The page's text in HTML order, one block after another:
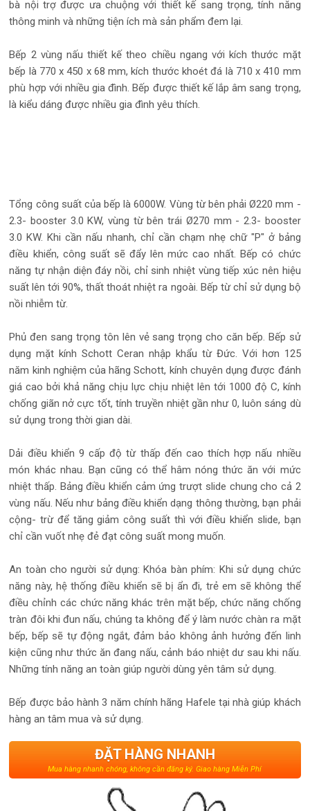
bà nội trợ được ưa chuộng với thiết kế sang trọng, tính năng
thông minh và những tiện ích mà sản phẩm đem lại.
Bếp 2 vùng nấu thiết kế theo chiều ngang với kích thước mặt
bếp là 770 x 450 x 68 mm, kích thước khoét đá là 710 x 410 mm
phù hợp với nhiều gia đình. Bếp được thiết kế lắp âm sang trọng,
là kiểu dáng được nhiều gia đình yêu thích.
Tổng công suất của bếp là 6000W. Vùng từ bên phải Ø220 mm -
2.3- booster 3.0 KW, vùng từ bên trái Ø270 mm - 2.3- booster
3.0 KW. Khi cần nấu nhanh, chỉ cần chạm nhẹ chữ "P" ở bảng
điều khiển, công suất sẽ đẩy lên mức cao nhất. Bếp có chức
năng tự nhận diện đáy nồi, chỉ sinh nhiệt vùng tiếp xúc nên hiệu
suất lên tới 90%, thất thoát nhiệt ra ngoài. Bếp từ chỉ sử dụng bộ
nồi nhiễm từ.
Phủ đen sang trọng tôn lên vẻ sang trọng cho căn bếp. Bếp sử
dụng mặt kính Schott Ceran nhập khẩu từ Đức. Với hơn 125
năm kinh nghiệm của hãng Schott, kính chuyên dụng được đánh
giá cao bởi khả năng chịu lực chịu nhiệt lên tới 1000 độ C, kính
chống giãn nở cực tốt, tính truyền nhiệt gần như 0, luôn sáng dù
sử dụng trong thời gian dài.
Dải điều khiển 9 cấp độ từ thấp đến cao thích hợp nấu nhiều
món khác nhau. Bạn cũng có thể hâm nóng thức ăn với mức
nhiệt thấp. Bảng điều khiển cảm ứng trượt slide chung cho cả 2
vùng nấu. Nếu như bảng điều khiển dạng thông thường, bạn phải
cộng- trừ để tăng giảm công suất thì với điều khiển slide, bạn
chỉ cần vuốt nhẹ đẻ đạt công suất mong muốn.
An toàn cho người sử dụng: Khóa bàn phím: Khi sử dụng chức
năng này, hệ thống điều khiển sẽ bị ẩn đi, trẻ em sẽ không thể
điều chỉnh các chức năng khác trên mặt bếp, chức năng chống
tràn đôi khi đun nấu, chúng ta không để ý làm nước chàn ra mặt
bếp, bếp sẽ tự động ngắt, đảm bảo không ảnh hưởng đến linh
kiện cũng như thức ăn đang nấu, cảnh báo nhiệt dư sau khi nấu.
Những tính năng an toàn giúp người dùng yên tâm sử dụng.
Bếp được bảo hành 3 năm chính hãng Hafele tại nhà giúp khách
hàng an tâm mua và sử dụng.
ĐẶT HÀNG NHANH
Mua hàng nhanh chóng, không cần đăng ký. Giao hàng Miễn Phí